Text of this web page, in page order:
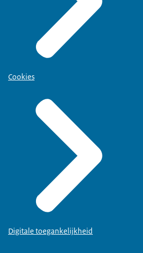
Cookies
Digitale toegankelijkheid